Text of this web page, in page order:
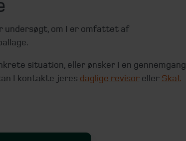
undersøgt, om I er omfattet af
situation, eller ønsker I en gennemgang
I kontakte jeres daglige revisoreller Skat